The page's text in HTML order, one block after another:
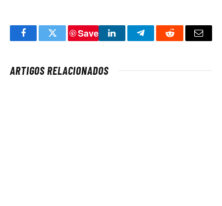
FacebookTwitter
Save
LinkedInTelegramReddit Email
ARTIGOS RELACIONADOS